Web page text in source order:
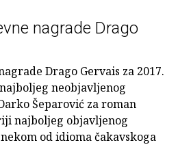
nagrade Drago
Drago Gervais za 2017.
neobjavljenog
Šeparović za roman
najboljeg objavljenog
od idioma čakavskoga